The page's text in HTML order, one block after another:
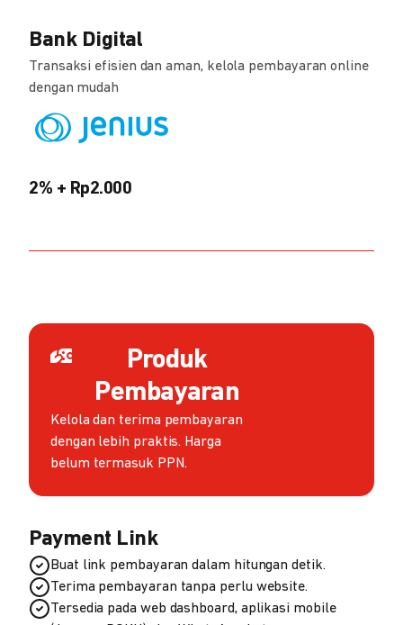
Bank Digital
Transaksi efisien dan aman, kelola pembayaran online
dengan mudah
2% + Rp2.000
Produk
Pembayaran
Kelola dan terima pembayaran
dengan lebih praktis. Harga
belum termasuk PPN.
Payment Link
Buat link pembayaran dalam hitungan detik.
Terima pembayaran tanpa perlu website.
Tersedia pada web dashboard, aplikasi mobile